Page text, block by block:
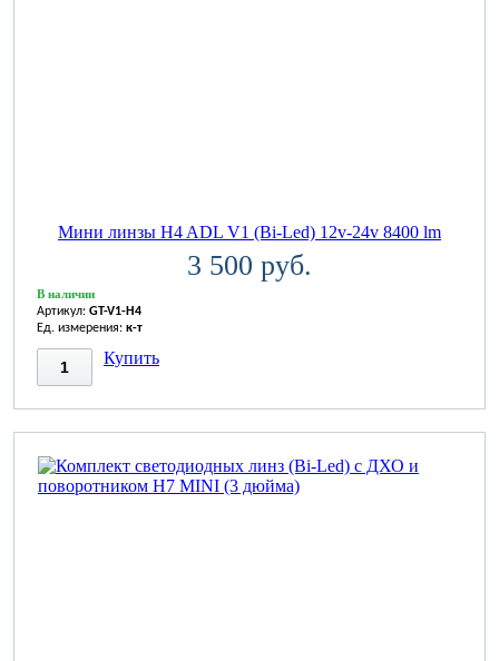
Мини линзы H4 ADL V1 (Bi-Led) 12v-24v 8400 lm
3 500 руб.
В наличии
Артикул: GT-V1-H4
Ед. измерения: к-т
Купить